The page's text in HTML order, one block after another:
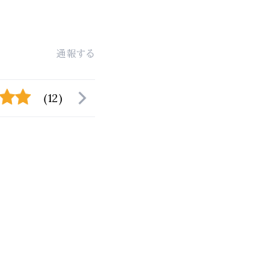
通報する
(12)